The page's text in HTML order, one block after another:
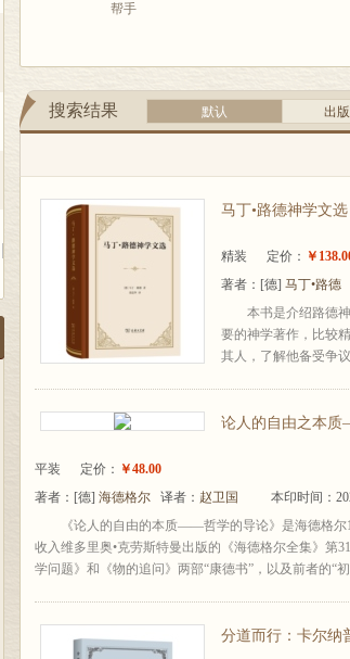
帮手
搜索结果 默认 出
马丁•路德神学文
精装 定价： ￥
著者： [德] 马丁•路德
本书是介绍路德
要的神学著作，比较
其人，了解他备受争
论人的自由之本
平装 定价： ￥48.00
著者： [德] 海德格尔 译者： 赵卫国
本印时间：
《论人的自由的本质——哲学的导论》是海德格
收入维多里奥•克劳斯特曼出版的《海德格尔全集》第
学问题》和《物的追问》两部“康德书”，以及前者的“
分道而行：卡尔纳